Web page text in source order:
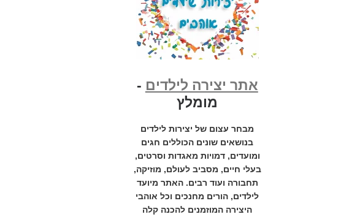
אתר יצירה לילדים -
מומלץ
מבחר עצום של יצירות לילדים
בנושאים שונים הכוללים חגים
ומועדים, דמויות מאגדות וסרטים,
בעלי חיים, מסביב לעולם, מוזיקה,
תחבורה ועוד רבים. האתר מיועד
לילדים, הורים מחנכים וכל אוהבי
היצירה המוזמנים להכנה קלה